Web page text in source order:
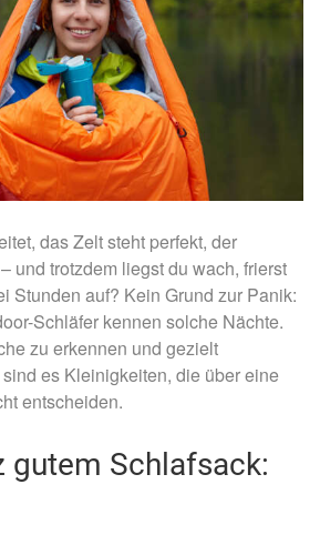
das Zelt steht perfekt, der
und trotzdem liegst du wach, frierst
Stunden auf? Kein Grund zur Panik:
Schläfer kennen solche Nächte.
zu erkennen und gezielt
es Kleinigkeiten, die über eine
entscheiden.
gutem Schlafsack: